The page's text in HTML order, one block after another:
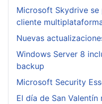
Microsoft Skydrive se
cliente
Nuevas
Windows Server 8
backup
Microsoft Security
El día de San